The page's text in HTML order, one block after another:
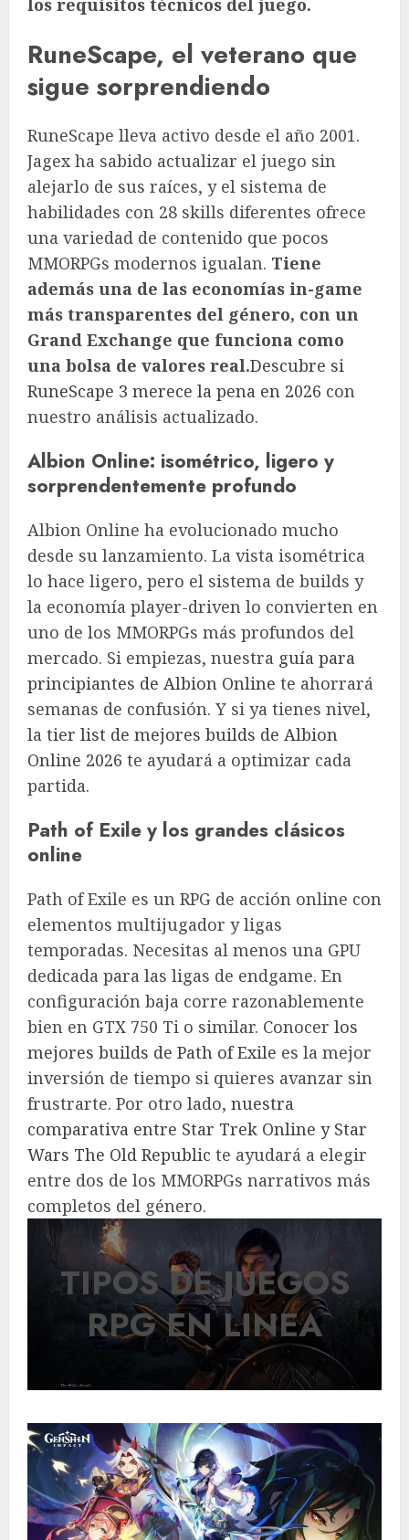
los requisitos técnicos del juego.
RuneScape, el veterano que
sigue sorprendiendo
RuneScape lleva activo desde el año 2001.
Jagex ha sabido actualizar el juego sin
alejarlo de sus raíces, y el sistema de
habilidades con 28 skills diferentes ofrece
una variedad de contenido que pocos
MMORPGs modernos igualan. Tiene
además una de las economías in-game
más transparentes del género, con un
Grand Exchange que funciona como
una bolsa de valores real.Descubre si
RuneScape 3 merece la pena en 2026 con
nuestro análisis actualizado.
Albion Online: isométrico, ligero y
sorprendentemente profundo
Albion Online ha evolucionado mucho
desde su lanzamiento. La vista isométrica
lo hace ligero, pero el sistema de builds y
la economía player-driven lo convierten en
uno de los MMORPGs más profundos del
mercado. Si empiezas, nuestra guía para
principiantes de Albion Online te ahorrará
semanas de confusión. Y si ya tienes nivel,
la tier list de mejores builds de Albion
Online 2026 te ayudará a optimizar cada
partida.
Path of Exile y los grandes clásicos
online
Path of Exile es un RPG de acción online con
elementos multijugador y ligas
temporadas. Necesitas al menos una GPU
dedicada para las ligas de endgame. En
configuración baja corre razonablemente
bien en GTX 750 Ti o similar. Conocer los
mejores builds de Path of Exile es la mejor
inversión de tiempo si quieres avanzar sin
frustrarte. Por otro lado, nuestra
comparativa entre Star Trek Online y Star
Wars The Old Republic te ayudará a elegir
entre dos de los MMORPGs narrativos más
completos del género.
TIPOS DE JUEGOS
RPG EN LINEA